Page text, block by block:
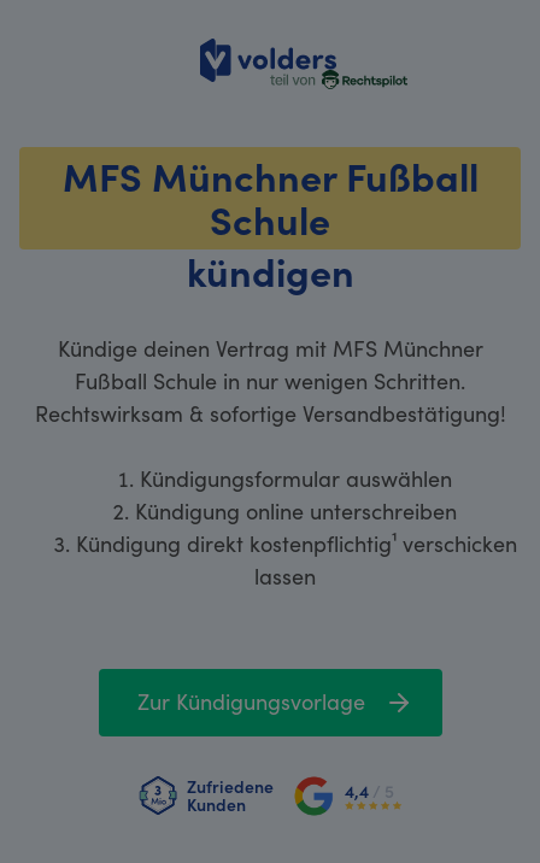
volders
MFS Münchner Fußball
Schule
kündigen
Kündige deinen Vertrag mit MFS Münchner
Fußball Schule in nur wenigen Schritten.
Rechtswirksam & sofortige Versandbestätigung!
Kündigungsformular auswählen
Kündigung online unterschreiben
Kündigung direkt kostenpflichtig¹ verschicken
lassen
Zur Kündigungsvorlage
Zufriedene
Kunden
4,4 / 5